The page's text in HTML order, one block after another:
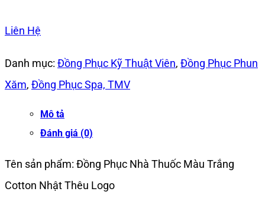
Liên Hệ
Danh mục: Đồng Phục Kỹ Thuật Viên, Đồng Phục Phun
Xăm, Đồng Phục Spa, TMV
Mô tả
Đánh giá (0)
Tên sản phẩm: Đồng Phục Nhà Thuốc Màu Trắng
Cotton Nhật Thêu Logo